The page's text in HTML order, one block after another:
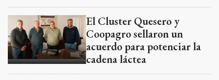
El Cluster Quesero y
Coopagro sellaron un
acuerdo para potenciar la
cadena láctea